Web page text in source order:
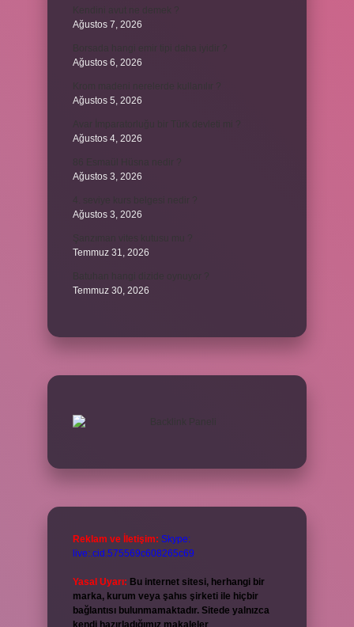
Ağustos 7, 2026
Ağustos 6, 2026
Ağustos 5, 2026
Ağustos 4, 2026
Ağustos 3, 2026
Ağustos 3, 2026
Temmuz 31, 2026
Temmuz 30, 2026
Reklam ve İletişim: Skype:
live:.cid.575569c608265c69
Yasal Uyarı: Bu internet sitesi, herhangi bir
marka, kurum veya şahıs şirketi ile hiçbir
bağlantısı bulunmamaktadır. Sitede yalnızca
kendi hazırladığımız makaleler